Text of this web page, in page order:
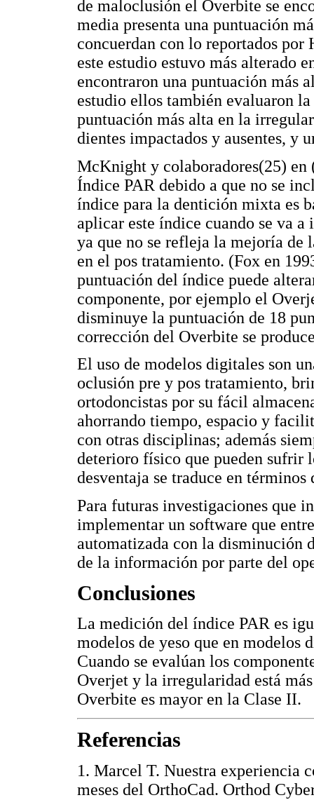
de maloclusión el Overbite se
media presenta una puntuación
concuerdan con lo reportados
este estudio estuvo más alterado
encontraron una puntuación más
estudio ellos también evaluaron
puntuación más alta en la
dientes impactados y ausentes, y
McKnight y colaboradores(25)
Índice PAR debido a que no se
índice para la dentición mixta es
aplicar este índice cuando se va
ya que no se refleja la mejoría de
en el pos tratamiento. (Fox en
puntuación del índice puede
componente, por ejemplo el
disminuye la puntuación de 18
corrección del Overbite se
El uso de modelos digitales son
oclusión pre y pos tratamiento,
ortodoncistas por su fácil
ahorrando tiempo, espacio y
con otras disciplinas; además
deterioro físico que pueden sufrir
desventaja se traduce en
Para futuras investigaciones que
implementar un software que
automatizada con la disminución
de la información por parte del
Conclusiones
La medición del índice PAR es
modelos de yeso que en modelos
Cuando se evalúan los
Overjet y la irregularidad está
Overbite es mayor en la Clase II.
Referencias
1. Marcel T. Nuestra experiencia
meses del OrthoCad. Orthod